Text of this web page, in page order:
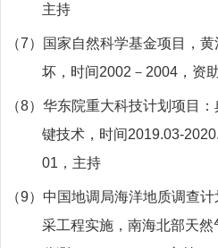
主持
（7）
国家自然科学基金项目，
坏，时间2002 － 2004 ，资
（8） 华东院重大科技计划项目
键技术，时间2019.03-
01 ，主持
（9） 中国地调局海洋地质调查
采工程实施，南海北部天